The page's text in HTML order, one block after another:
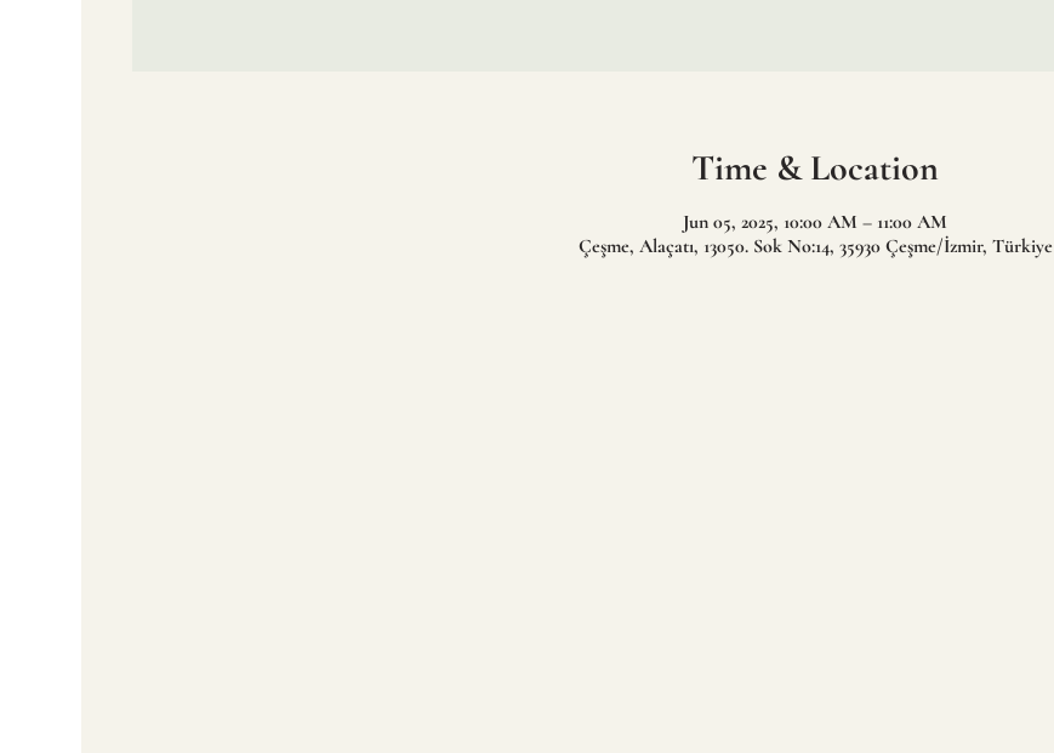
Time & Location
Jun 05, 2025, 10:00 AM – 11:00 AM
Çeşme, Alaçatı, 13050. Sok No:14, 35930 Çeşme/İzmir, Türkiye